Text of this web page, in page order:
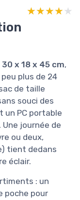
★★★★★
★★★★★
30 x 18 x 45 cm,
plus de 24
de taille
souci des
un PC portable
Une journée de
ou deux,
tient dedans
éclair.
: un
poche pour